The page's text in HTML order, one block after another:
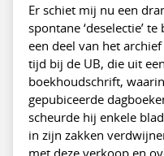
Er schiet mij nu een
spontane ‘deselectie’
een deel van het
tijd bij de UB, die uit
boekhoudschrift,
gepubiceerde
scheurde hij enkele
in zijn zakken
met deze verkoop en